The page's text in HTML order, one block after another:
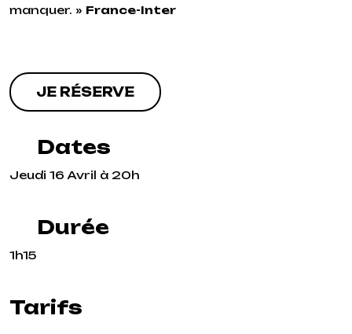
manquer. » France-Inter
JE RÉSERVE
Dates
Jeudi 16 Avril à 20h
Durée
1h15
Tarifs